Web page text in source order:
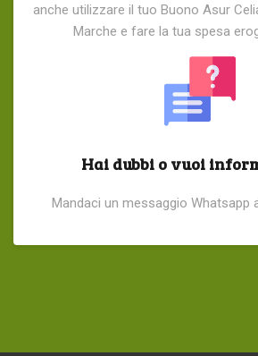
anche utilizzare il tuo Buono Asur
Marche e fare la tua spesa
Hai dubbi o vuoi
Mandaci un messaggio Whatsapp